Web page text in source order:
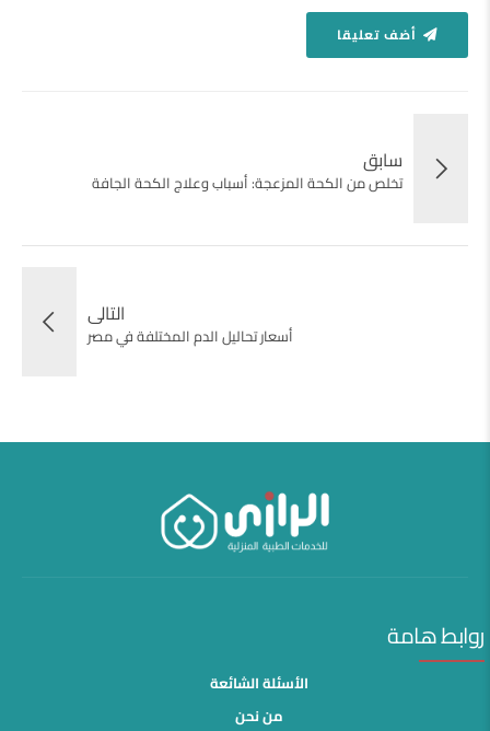
أضف تعليقا
سابق
تخلص من الكحة المزعجة: أسباب وعلاج الكحة الجافة
التالى
أسعار تحاليل الدم المختلفة في مصر
روابط هامة
الأسئلة الشائعة
من نحن